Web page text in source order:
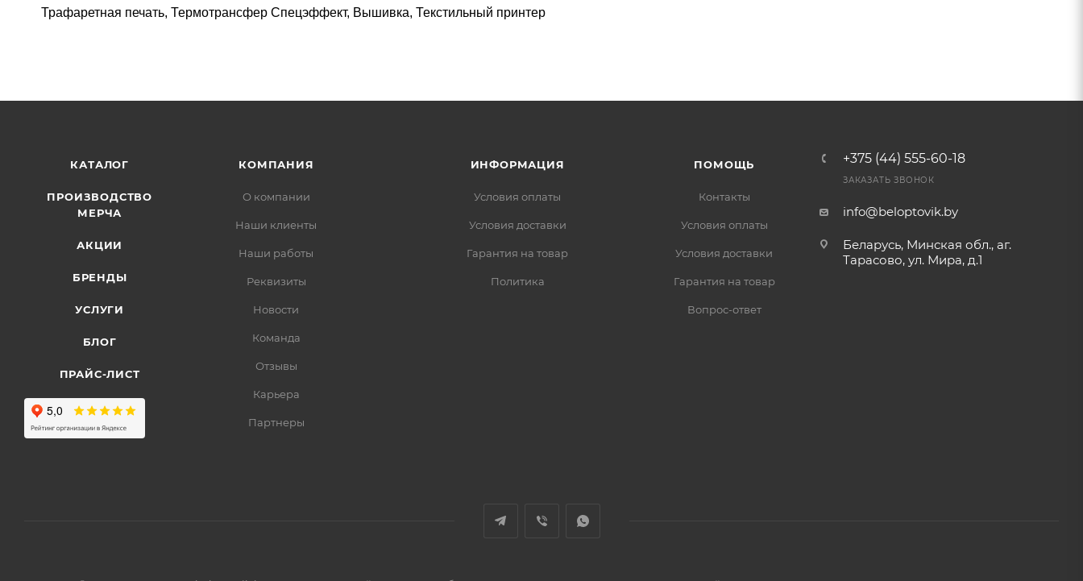
Трафаретная печать, Термотрансфер Спецэффект, Вышивка, Текстильный принтер
КАТАЛОГ
ПРОИЗВОДСТВО
МЕРЧА
АКЦИИ
БРЕНДЫ
УСЛУГИ
БЛОГ
ПРАЙС-ЛИСТ
КОМПАНИЯ
О компании
Наши клиенты
Наши работы
Реквизиты
Новости
Команда
Отзывы
Карьера
Партнеры
ИНФОРМАЦИЯ
Условия оплаты
Условия доставки
Гарантия на товар
Политика
ПОМОЩЬ
Контакты
Условия оплаты
Условия доставки
Гарантия на товар
Вопрос-ответ
+375 (44) 555-60-18
ЗАКАЗАТЬ ЗВОНОК
info@beloptovik.by
Беларусь, Минская обл., аг.
Тарасово, ул. Мира, д.1